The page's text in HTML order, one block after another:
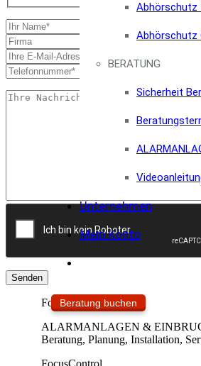
Abhörschutz
BERATUNG
Sicherheit
Unternehmen
Mein Konto
Beratung buchen
FocusControl ®
ALARMANLAGEN &
Beratung, Planung, Installation,
FocusControl